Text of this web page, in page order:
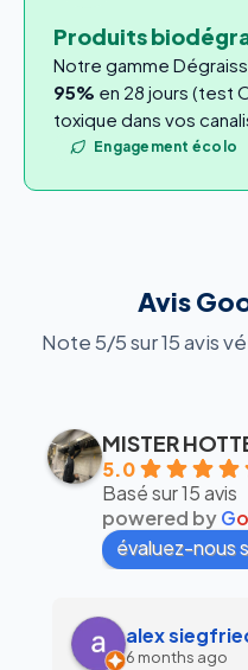
Produits
Notre gamme
95% en 28 jours (test
toxique dans vos
Engagement écolo
Avis
Note 5/5 sur 15 avis
MISTER
5.0
Basé sur 15 avis
powered byGo
évaluez-nous
alex
6 months ago